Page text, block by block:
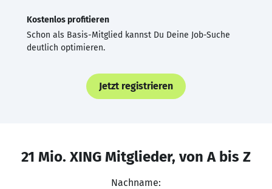
Kostenlos profitieren
Schon als Basis-Mitglied kannst Du Deine Job-Suche
deutlich optimieren.
Jetzt registrieren
21 Mio. XING Mitglieder, von A bis Z
Nachname: